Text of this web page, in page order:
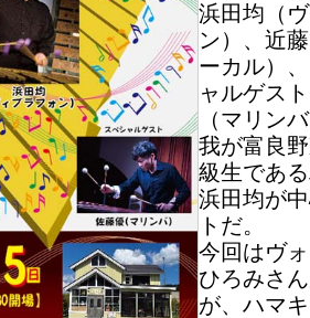
浜田均（
ン）、近
ーカル）
ャルゲス
（マリン
我が富良
級生であ
浜田均が
トだ。
今回はヴ
ひろみさ
が、ハマ